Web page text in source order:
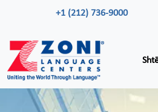
+1 (212) 736-9000